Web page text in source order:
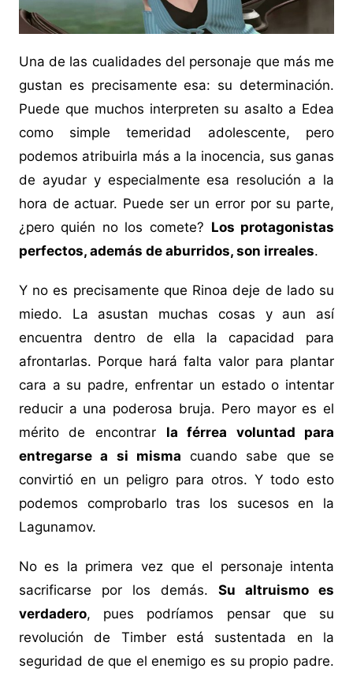
Una de las cualidades del personaje que más me
gustan es precisamente esa: su determinación.
Puede que muchos interpreten su asalto a Edea
como simple temeridad adolescente, pero
podemos atribuirla más a la inocencia, sus ganas
de ayudar y especialmente esa resolución a la
hora de actuar. Puede ser un error por su parte,
¿pero quién no los comete? Los protagonistas
perfectos, además de aburridos, son irreales.
Y no es precisamente que Rinoa deje de lado su
miedo. La asustan muchas cosas y aun así
encuentra dentro de ella la capacidad para
afrontarlas. Porque hará falta valor para plantar
cara a su padre, enfrentar un estado o intentar
reducir a una poderosa bruja. Pero mayor es el
mérito de encontrar la férrea voluntad para
entregarse a si misma cuando sabe que se
convirtió en un peligro para otros. Y todo esto
podemos comprobarlo tras los sucesos en la
Lagunamov.
No es la primera vez que el personaje intenta
sacrificarse por los demás.Su altruismo es
verdadero, pues podríamos pensar que su
revolución de Timber está sustentada en la
seguridad de que el enemigo es su propio padre.